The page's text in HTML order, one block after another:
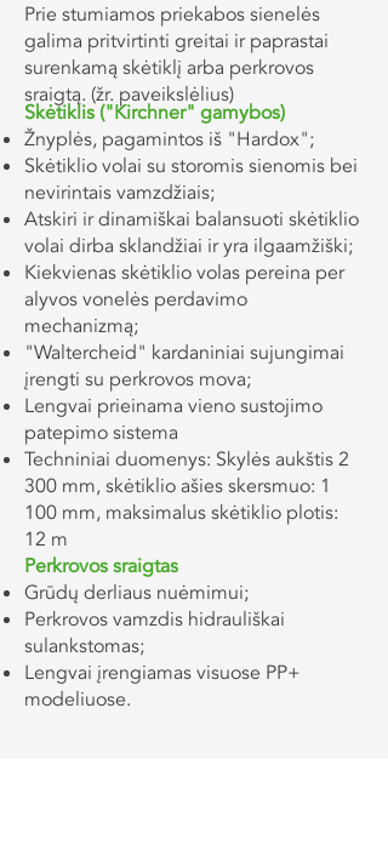
Prie stumiamos priekabos sienelės
galima pritvirtinti greitai ir paprastai
surenkamą skėtiklį arba perkrovos
sraigtą. (žr. paveikslėlius)
Skėtiklis ("Kirchner" gamybos)​
Žnyplės, pagamintos iš "Hardox";
Skėtiklio volai su storomis sienomis bei
nevirintais vamzdžiais;
Atskiri ir dinamiškai balansuoti skėtiklio
volai dirba sklandžiai ir yra ilgaamžiški;
Kiekvienas skėtiklio volas pereina per
alyvos vonelės perdavimo
mechanizmą;
"Waltercheid" kardaniniai sujungimai
įrengti su perkrovos mova;
Lengvai prieinama vieno sustojimo
patepimo sistema
Techniniai duomenys: Skylės aukštis 2
300 mm, skėtiklio ašies skersmuo: 1
100 mm, maksimalus skėtiklio plotis:
12 m
Perkrovos sraigtas
Grūdų derliaus nuėmimui;
Perkrovos vamzdis hidrauliškai
sulankstomas;
Lengvai įrengiamas visuose PP+
modeliuose.